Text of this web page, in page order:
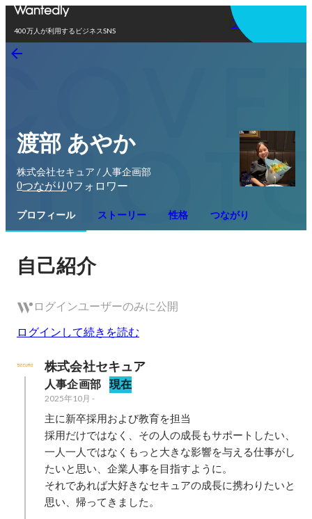
400万人が利用するビジネスSNS
アプリを使う
渡部 あやか
株式会社セキュア / 人事企画部
0つながり 0フォロワー
プロフィール ストーリー 性格 つながり
自己紹介
ログインユーザーのみに公開
ログインして続きを読む
株式会社セキュア
人事企画部 現在
2025年10月 -
主に新卒採用および教育を担当
採用だけではなく、その人の成長もサポートしたい、
一人一人ではなくもっと大きな影響を与える仕事がし
たいと思い、企業人事を目指すように。
それであれば大好きなセキュアの成長に携わりたいと
思い、帰ってきました。